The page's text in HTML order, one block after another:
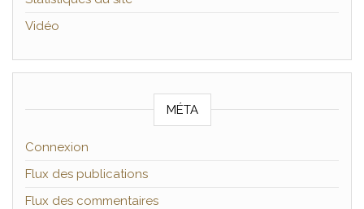
Vidéo
MÉTA
Connexion
Flux des publications
Flux des commentaires